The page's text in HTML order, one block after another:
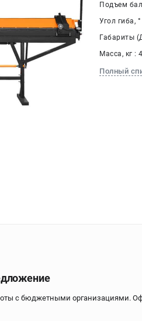
Подъем
Угол гиба,
Габариты
Масса, кг :
Полный
с бюджетными организациями.